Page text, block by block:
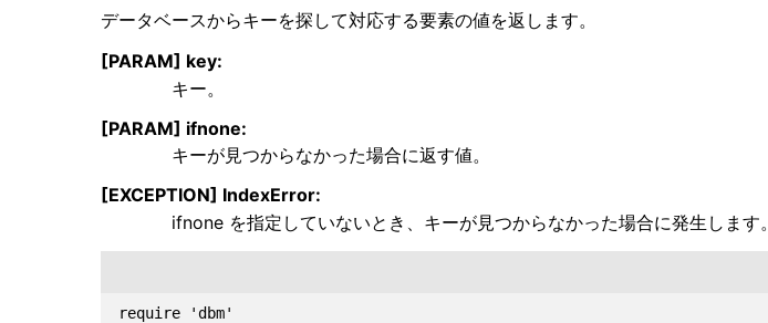
データベースからキーを探して対応する要素の値を返します。
[PARAM] key:
キー。
[PARAM] ifnone:
キーが見つからなかった場合に返す値。
[EXCEPTION] IndexError:
ifnone を指定していないとき、キーが見つからなかった場合に発生します。
require 'dbm'